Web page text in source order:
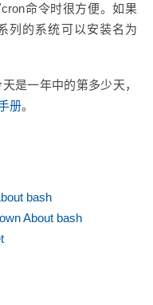
命令时很方便。如果
列的系统可以安装名为
是一年中的第多少天，
册。
bash
About bash